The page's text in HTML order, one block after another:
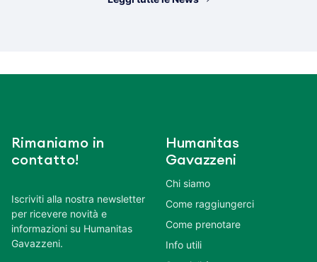
Rimaniamo in
contatto!
Iscriviti alla nostra newsletter
per ricevere novità e
informazioni su Humanitas
Gavazzeni.
Humanitas
Gavazzeni
Chi siamo
Come raggiungerci
Come prenotare
Info utili